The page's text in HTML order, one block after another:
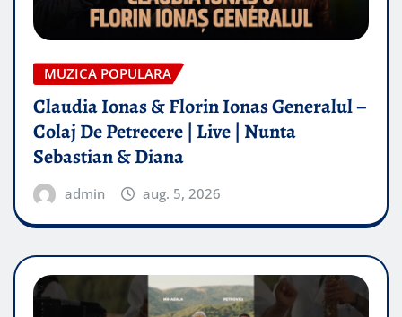
MUZICA POPULARA
Claudia Ionas & Florin Ionas Generalul –
Colaj De Petrecere | Live | Nunta
Sebastian & Diana
admin aug. 5, 2026